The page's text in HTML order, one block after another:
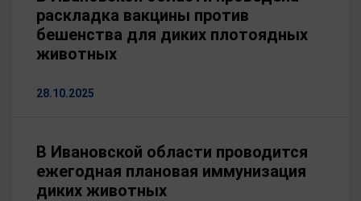
раскладка вакцины против
бешенства для диких плотоядных
животных
28.10.2025
В Ивановской области проводится
ежегодная плановая иммунизация
диких животных